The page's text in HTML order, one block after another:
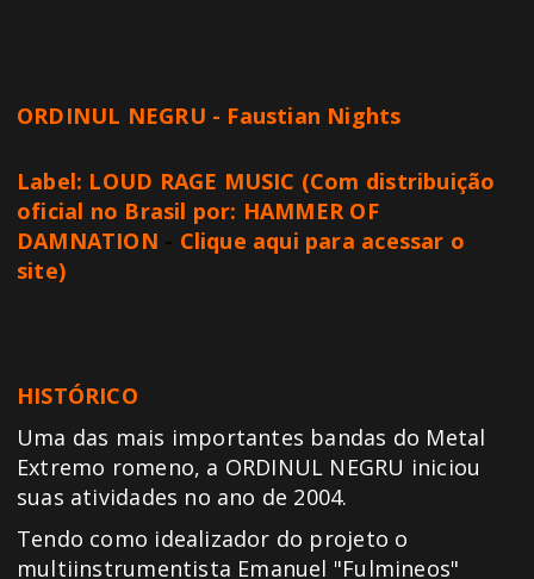
ORDINUL NEGRU - Faustian Nights
Label: LOUD RAGE MUSIC (Com distribuição
oficial no Brasil por: HAMMER OF
DAMNATION - Clique aqui para acessar o
site)
HISTÓRICO
Uma das mais importantes bandas do Metal
Extremo romeno, a ORDINUL NEGRU iniciou
suas atividades no ano de 2004.
Tendo como idealizador do projeto o
multiinstrumentista Emanuel "Fulmineos"